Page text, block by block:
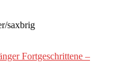
saxbrig
Fortgeschrittene –